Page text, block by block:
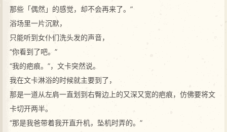
那些「偶然」的感觉，却不会再来了。”
浴场里一片沉默，
只能听到女仆们洗头发的声音，
“你看到了吧。”
“我的疤痕。”，文卡突然说。
我在文卡淋浴的时候就主要到了，
那是一道从左肩一直划到右臀边上的又深又宽的疤痕，仿佛要将文
卡切开两半。
“那是我爸带着我开直升机，坠机时弄的。”